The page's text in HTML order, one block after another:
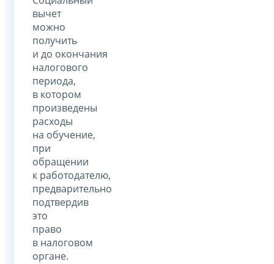
вычет
можно
получить
и до окончания
налогового
периода,
в котором
произведены
расходы
на обучение,
при
обращении
к работодателю,
предварительно
подтвердив
это
право
в налоговом
органе.